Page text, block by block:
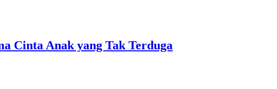
Cinta Anak yang Tak Terduga